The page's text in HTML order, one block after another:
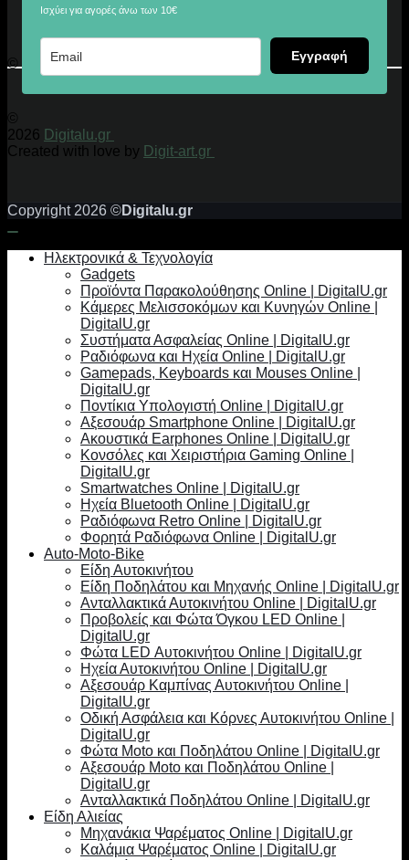
Ισχύει για αγορές άνω των 10€
Εγγραφή
© 2026 Digitalu.gr
©
2026 Digitalu.gr
Created with love by Digit-art.gr
Copyright 2026 ©Digitalu.gr
Ηλεκτρονικά & Τεχνολογία
Gadgets
Προϊόντα Παρακολούθησης Online | DigitalU.gr
Κάμερες Μελισσοκόμων και Κυνηγών Online |
DigitalU.gr
Συστήματα Ασφαλείας Online | DigitalU.gr
Ραδιόφωνα και Ηχεία Online | DigitalU.gr
Gamepads, Keyboards και Mouses Online |
DigitalU.gr
Ποντίκια Υπολογιστή Online | DigitalU.gr
Αξεσουάρ Smartphone Online | DigitalU.gr
Ακουστικά Earphones Online | DigitalU.gr
Κονσόλες και Χειριστήρια Gaming Online |
DigitalU.gr
Smartwatches Online | DigitalU.gr
Ηχεία Bluetooth Online | DigitalU.gr
Ραδιόφωνα Retro Online | DigitalU.gr
Φορητά Ραδιόφωνα Online | DigitalU.gr
Auto-Moto-Bike
Είδη Αυτοκινήτου
Είδη Ποδηλάτου και Μηχανής Online | DigitalU.gr
Ανταλλακτικά Αυτοκινήτου Online | DigitalU.gr
Προβολείς και Φώτα Όγκου LED Online |
DigitalU.gr
Φώτα LED Αυτοκινήτου Online | DigitalU.gr
Ηχεία Αυτοκινήτου Online | DigitalU.gr
Αξεσουάρ Καμπίνας Αυτοκινήτου Online |
DigitalU.gr
Οδική Ασφάλεια και Κόρνες Αυτοκινήτου Online |
DigitalU.gr
Φώτα Moto και Ποδηλάτου Online | DigitalU.gr
Αξεσουάρ Moto και Ποδηλάτου Online |
DigitalU.gr
Ανταλλακτικά Ποδηλάτου Online | DigitalU.gr
Είδη Αλιείας
Μηχανάκια Ψαρέματος Online | DigitalU.gr
Καλάμια Ψαρέματος Online | DigitalU.gr